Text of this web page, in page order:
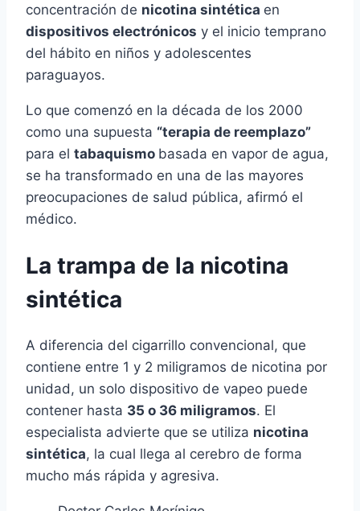
concentración de nicotina sintética en
dispositivos electrónicos y el inicio temprano
del hábito en niños y adolescentes
paraguayos.
Lo que comenzó en la década de los 2000
como una supuesta “terapia de reemplazo”
para el tabaquismo basada en vapor de agua,
se ha transformado en una de las mayores
preocupaciones de salud pública, afirmó el
médico.
La trampa de la nicotina
sintética
A diferencia del cigarrillo convencional, que
contiene entre 1 y 2 miligramos de nicotina por
unidad, un solo dispositivo de vapeo puede
contener hasta 35 o 36 miligramos. El
especialista advierte que se utiliza nicotina
sintética, la cual llega al cerebro de forma
mucho más rápida y agresiva.